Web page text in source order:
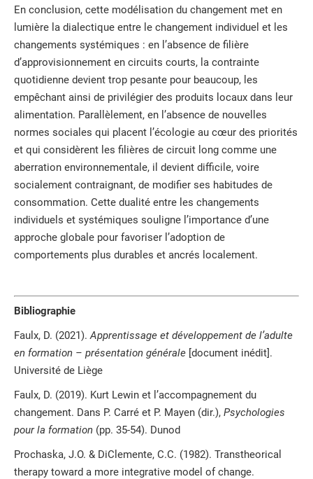
En conclusion, cette modélisation du changement met en
lumière la dialectique entre le changement individuel et les
changements systémiques : en l’absence de filière
d’approvisionnement en circuits courts, la contrainte
quotidienne devient trop pesante pour beaucoup, les
empêchant ainsi de privilégier des produits locaux dans leur
alimentation. Parallèlement, en l’absence de nouvelles
normes sociales qui placent l’écologie au cœur des priorités
et qui considèrent les filières de circuit long comme une
aberration environnementale, il devient difficile, voire
socialement contraignant, de modifier ses habitudes de
consommation. Cette dualité entre les changements
individuels et systémiques souligne l’importance d’une
approche globale pour favoriser l’adoption de
comportements plus durables et ancrés localement.
Bibliographie
Faulx, D. (2021).Apprentissage et développement de l’adulte
en formation – présentation générale [document inédit].
Université de Liège
Faulx, D. (2019). Kurt Lewin et l’accompagnement du
changement. Dans P. Carré et P. Mayen (dir.), Psychologies
pour la formation (pp. 35-54). Dunod
Prochaska, J.O. & DiClemente, C.C. (1982). Transtheorical
therapy toward a more integrative model of change.